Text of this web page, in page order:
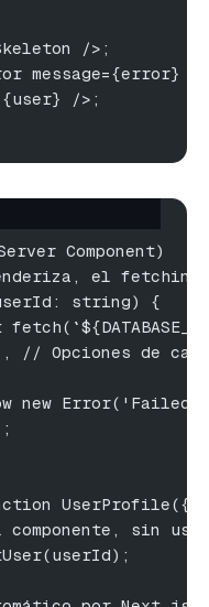
/>;
message={error} /
/>;
Component)
el fetching
string) {
// Opciones de
new Error('Failed
componente, sin